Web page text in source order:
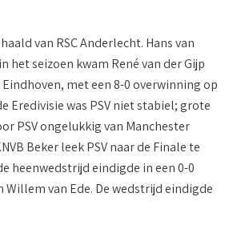
van RSC Anderlecht. Hans van
het seizoen kwam René van der Gijp
met een 8-0 overwinning op
Eredivisie was PSV niet stabiel; grote
PSV ongelukkig van Manchester
Beker leek PSV naar de Finale te
heenwedstrijd eindigde in een 0-0
Willem van Ede. De wedstrijd eindigde